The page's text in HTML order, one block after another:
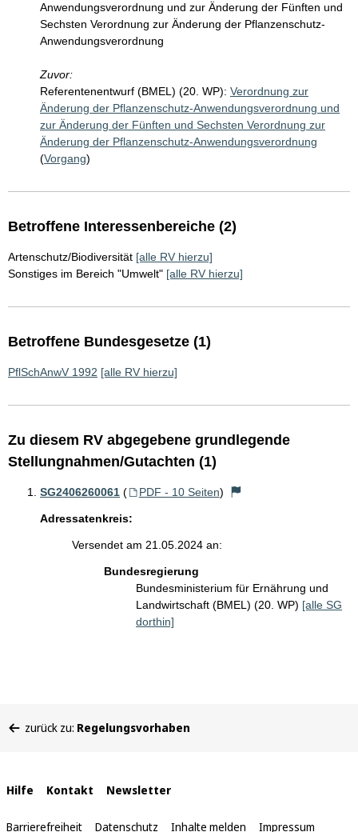
Anwendungsverordnung und zur Änderung der Fünften und
Sechsten Verordnung zur Änderung der Pflanzenschutz-
Anwendungsverordnung
Zuvor:
Referentenentwurf (BMEL) (20. WP): Verordnung zur
Änderung der Pflanzenschutz-Anwendungsverordnung und
zur Änderung der Fünften und Sechsten Verordnung zur
Änderung der Pflanzenschutz-Anwendungsverordnung
(Vorgang)
Betroffene Interessenbereiche (2)
Artenschutz/Biodiversität [alle RV hierzu]
Sonstiges im Bereich "Umwelt" [alle RV hierzu]
Betroffene Bundesgesetze (1)
PflSchAnwV 1992 [alle RV hierzu]
Zu diesem RV abgegebene grundlegende
Stellungnahmen/Gutachten (1)
SG2406260061 ( PDF - 10 Seiten)
Adressatenkreis:
Versendet am 21.05.2024 an:
Bundesregierung
Bundesministerium für Ernährung und
Landwirtschaft (BMEL) (20. WP) [alle SG
dorthin]
befinden
zurück zu: Regelungsvorhaben
Interne
Links
Hilfe Kontakt Newsletter
Barrierefreiheit Datenschutz Inhalte melden Impressum